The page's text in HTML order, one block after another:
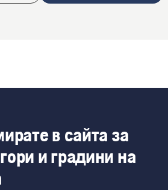
в сайта за
и градини на